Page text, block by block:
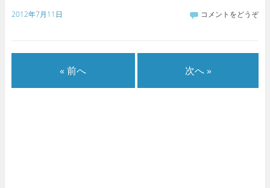
2012年7月11日 コメントをどうぞ
« 前へ 次へ »